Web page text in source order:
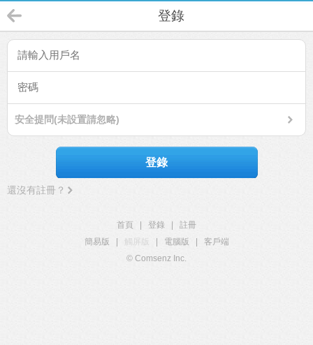
登錄
安全提問(未設置請忽略)
登錄
還沒有註冊？
首頁 登錄
註冊
簡易版
觸屏版 電腦版
客戶端
© Comsenz Inc.